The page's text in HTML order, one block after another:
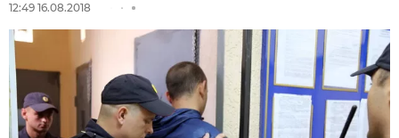
12:49 16.08.2018